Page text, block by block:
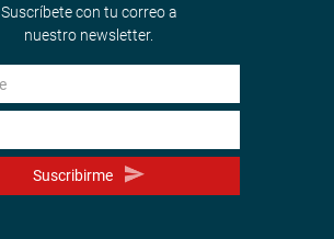
Suscríbete con tu correo a
nuestro newsletter.
Suscribirme